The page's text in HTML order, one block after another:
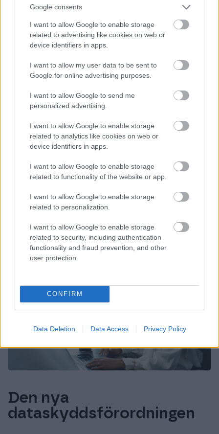
Google consents
I want to allow Google to enable storage
related to advertising like cookies on web or
device identifiers in apps.
I want to allow my user data to be sent to
Google for online advertising purposes.
I want to allow Google to send me
personalized advertising.
I want to allow Google to enable storage
related to analytics like cookies on web or
device identifiers in apps.
I want to allow Google to enable storage
related to functionality of the website or app.
I want to allow Google to enable storage
related to personalization.
I want to allow Google to enable storage
related to security, including authentication
functionality and fraud prevention, and other
user protection.
CONFIRM
Data Deletion Data Access Privacy Policy
är här
Artikeln baserar sig på
den registerbeskrivningsmodell som
rekommenderar dig att kontrollera din egen
en jurist. Redan innan den nya
dataskyddsförordningen har en
registerbeskrivning varit obligatorisk för alla
som upprätthåller ett personregister. Den nya
datasyddsförordningen sätter vissa nya
förutsättningar för registerbeskrivningen. I
denhär artikeln tar vi upp de mest centrala
Den nya
dataskyddsförordningen